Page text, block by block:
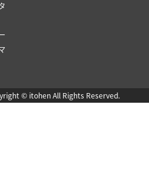
© itohen All Rights Reserved.